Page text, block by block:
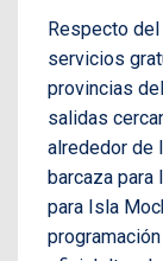
Respecto
servicios
provincias
salidas
alrededor de
barcaza para
para Isla